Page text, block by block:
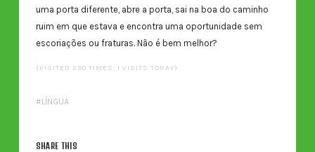
uma porta diferente, abre a porta, sai na boa do caminho
ruim em que estava e encontra uma oportunidade sem
escoriações ou fraturas. Não é bem melhor?
(VISITED 290 TIMES, 1 VISITS TODAY)
LÍNGUA
SHARE THIS